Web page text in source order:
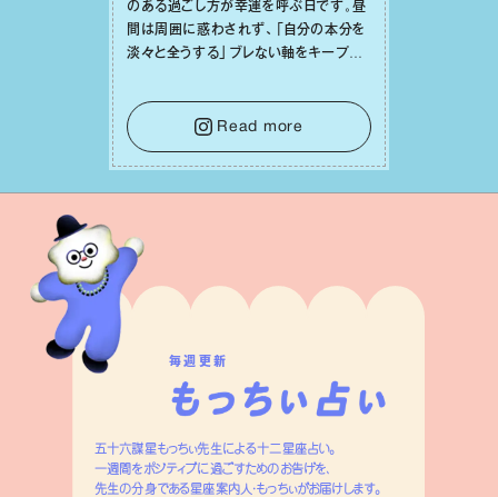
のある過ごし⽅が幸運を呼ぶ⽇です。昼
間は周囲に惑わされず、「⾃分の本分を
淡々と全うする」ブレない軸をキープし
⾔葉に流されないよう、⼼にしっかりブ
レーキをかけること。この意識の切り替
えが、あなたに確かな安⼼感をもたらす
はずです。
Read more
毎週更新
五十六謀星もっちぃ先生による十二星座占い。
一週間をポジティブに過ごすためのお告げを、
先生の分身である星座案内人・もっちぃがお届けします。